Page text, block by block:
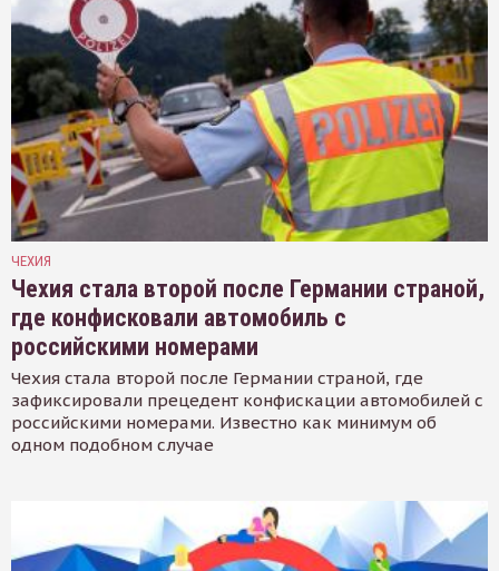
ЧЕХИЯ
Чехия стала второй после Германии страной,
где конфисковали автомобиль с
российскими номерами
Чехия стала второй после Германии страной, где
зафиксировали прецедент конфискации автомобилей с
российскими номерами. Известно как минимум об
одном подобном случае